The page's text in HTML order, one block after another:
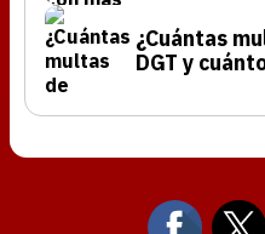
¿Cuántas
DGT y